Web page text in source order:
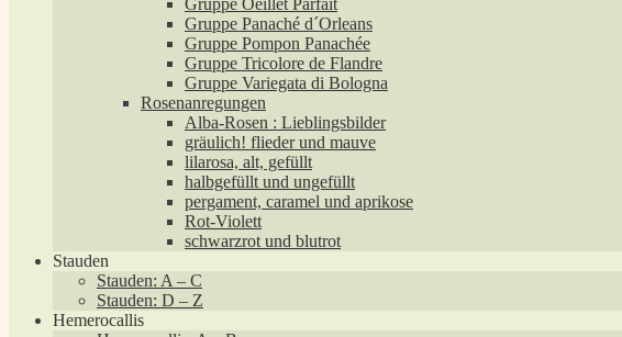
Gruppe Oeillet Parfait
Gruppe Panaché d´Orleans
Gruppe Pompon Panachée
Gruppe Tricolore de Flandre
Gruppe Variegata di Bologna
Rosenanregungen
Alba-Rosen : Lieblingsbilder
gräulich! flieder und mauve
lilarosa, alt, gefüllt
halbgefüllt und ungefüllt
pergament, caramel und aprikose
Rot-Violett
schwarzrot und blutrot
Stauden
Stauden: A – C
Stauden: D – Z
Hemerocallis